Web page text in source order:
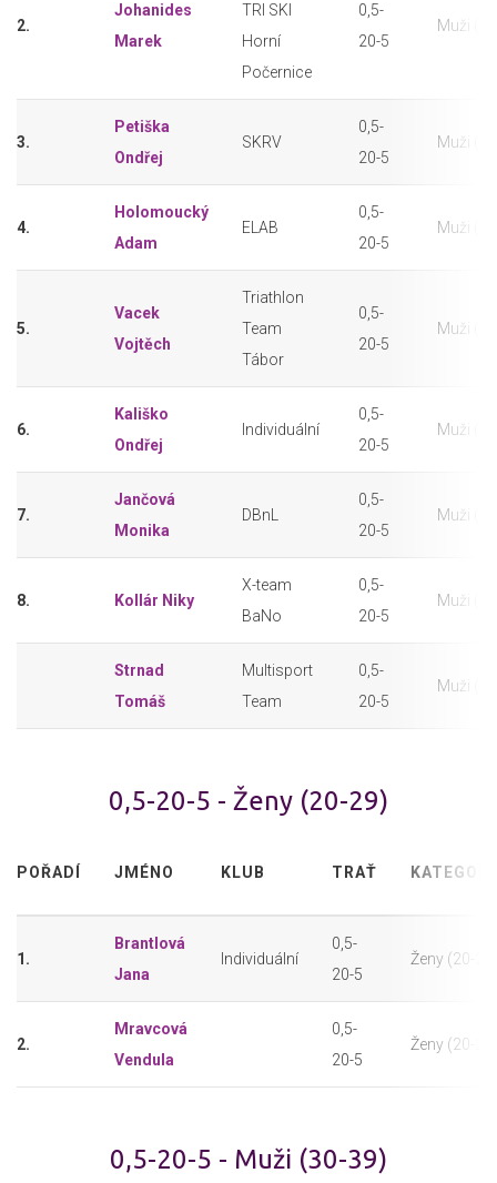
2.
Johanides
Marek
TRI SKI
Horní
Počernice
0,5-
20-5
Muži
3.
Petiška
Ondřej
SKRV
0,5-
20-5
Muži
4.
Holomoucký
Adam
ELAB
0,5-
20-5
Muži
5.
Vacek
Vojtěch
Triathlon
Team
Tábor
0,5-
20-5
Muži
6.
Kališko
Ondřej
Individuální
0,5-
20-5
Muži
7.
Jančová
Monika
DBnL
0,5-
20-5
Muži
8. Kollár Niky
X-team
BaNo
0,5-
20-5
Muži
Strnad
Tomáš
Multisport
Team
0,5-
20-5
Muži
0,5-20-5 - Ženy (20-29)
POŘADÍ JMÉNO KLUB TRAŤ
1.
Brantlová
Jana
Individuální
0,5-
20-5
Ženy (20-29)
2.
Mravcová
Vendula
0,5-
20-5
Ženy (20-29)
0,5-20-5 - Muži (30-39)